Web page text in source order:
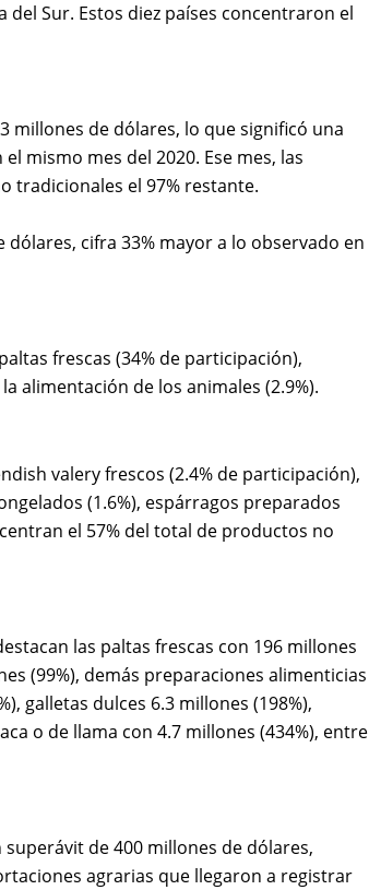
del Sur. Estos diez países concentraron el
millones de dólares, lo que significó una
mismo mes del 2020. Ese mes, las
tradicionales el 97% restante.
cifra 33% mayor a lo observado en
frescas (34% de participación),
alimentación de los animales (2.9%).
valery frescos (2.4% de participación),
(1.6%), espárragos preparados
el 57% del total de productos no
las paltas frescas con 196 millones
(99%), demás preparaciones alimenticias
galletas dulces 6.3 millones (198%),
o de llama con 4.7 millones (434%), entre
de 400 millones de dólares,
agrarias que llegaron a registrar